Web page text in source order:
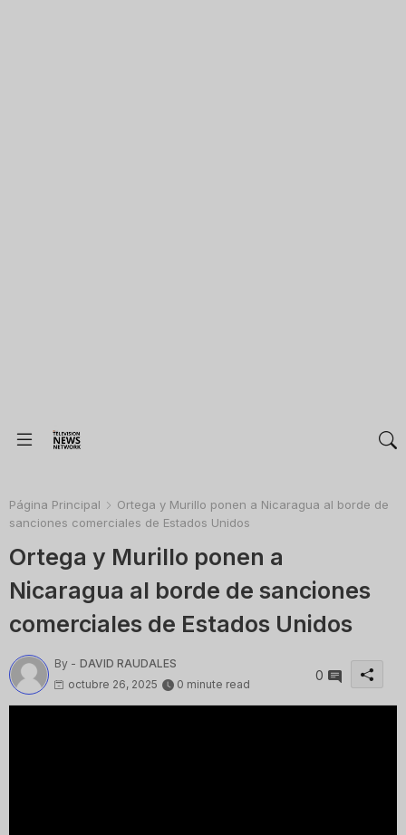
Página Principal
Ortega y Murillo ponen a Nicaragua al borde de
sanciones comerciales de Estados Unidos
Ortega y Murillo ponen a
Nicaragua al borde de sanciones
comerciales de Estados Unidos
By - DAVID RAUDALES
octubre 26, 2025
0 minute read
0